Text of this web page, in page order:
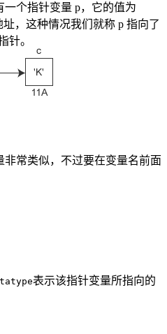
个指针变量 p，它的值为
，这种情况我们就称 p 指向了
针。
常类似，不过要在变量名前面
表示该指针变量所指向的